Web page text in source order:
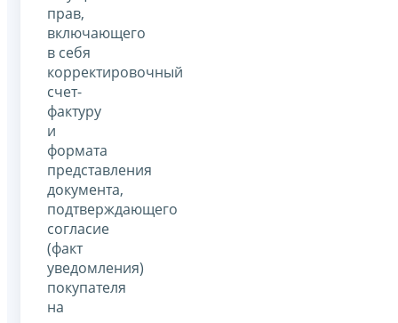
прав,
включающего
в себя
корректировочный
счет-
фактуру
и
формата
представления
документа,
подтверждающего
согласие
(факт
уведомления)
покупателя
на